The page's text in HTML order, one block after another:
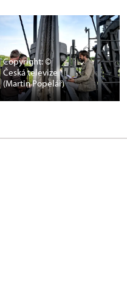
Copyright: ©
Česká televize
(Martin Popelář)